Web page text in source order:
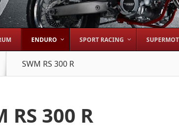
ENDURO SPORT RACING
SWM RS 300 R
RS 300 R